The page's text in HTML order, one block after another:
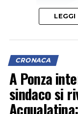
indice di 6
territorio
Frosinone (6,3) e
(3,1)”.
LEGGI
CRONACA
A Ponza
sindaco si